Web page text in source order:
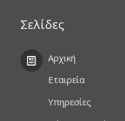
Σελίδες
Αρχική
Εταιρεία
Υπηρεσίες